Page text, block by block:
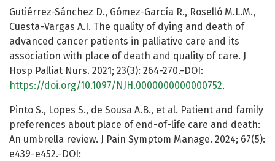
Gutiérrez-Sánchez D., Gómez-García R., Roselló M.L.M.,
Cuesta-Vargas A.I. The quality of dying and death of
advanced cancer patients in palliative care and its
association with place of death and quality of care. J
Hosp Palliat Nurs. 2021; 23(3): 264-270.-DOI:
https://doi.org/10.1097/NJH.0000000000000752.
Pinto S., Lopes S., de Sousa A.B., et al. Patient and family
preferences about place of end-of-life care and death:
An umbrella review. J Pain Symptom Manage. 2024; 67(5):
e439-e452.-DOI: